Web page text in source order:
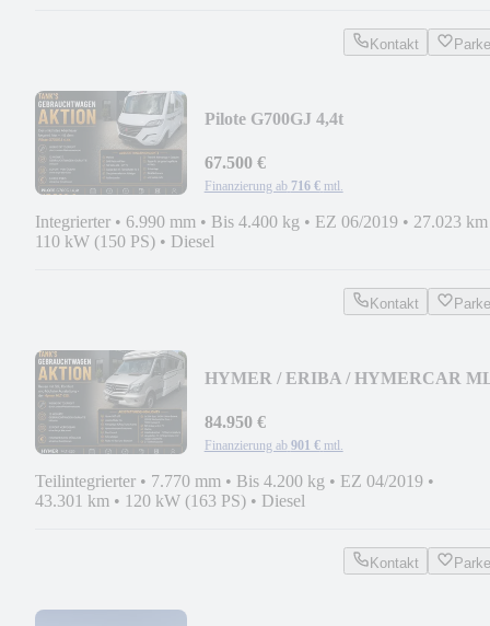
Kontakt
Pilote G700GJ 4,4t
67.500 €
Finanzierung ab 716 € mtl.
Integrierter • 6.990 mm • Bis 4.400 kg • EZ 06/2019 • 27.023 km
110 kW (150 PS) • Diesel
Kontakt
HYMER / ERIBA / HYMERCAR
84.950 €
Finanzierung ab 901 € mtl.
Teilintegrierter • 7.770 mm • Bis 4.200 kg • EZ 04/2019 •
43.301 km • 120 kW (163 PS) • Diesel
Kontakt